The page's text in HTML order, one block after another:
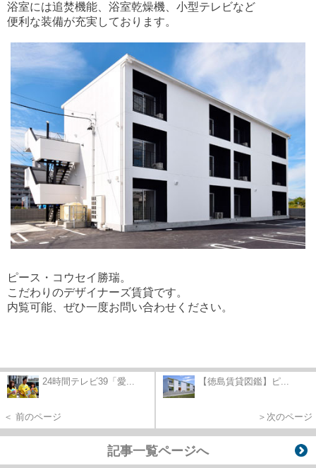
浴室には追焚機能、浴室乾燥機、小型テレビなど
便利な装備が充実しております。
ピース・コウセイ勝瑞。
こだわりのデザイナーズ賃貸です。
内覧可能、ぜひ一度お問い合わせください。
24時間テレビ39「愛...
＜ 前のページ
【徳島賃貸図鑑】ピ...
＞次のページ
記事一覧ページへ